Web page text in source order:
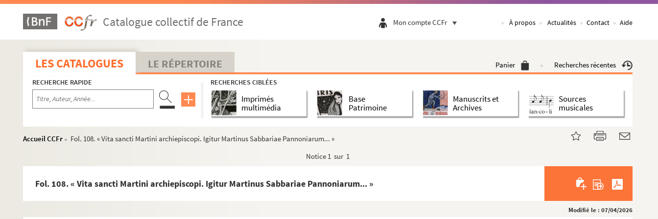
Catalogue collectif de France Mon compte CCFr À propos Actualités Contact Aide
LES CATALOGUES LE RÉPERTOIRE Panier Recherches récentes
RECHERCHE RAPIDE RECHERCHES CIBLÉES
Imprimés
multimédia
Base
Patrimoine
Manuscrits et
Archives
Sources
musicales
Accueil CCFr >
Fol. 108. « Vita sancti Martini archiepiscopi. Igitur Martinus Sabbariae Pannoniarum... »
Notice 1 sur 1
Fol. 108. « Vita sancti Martini archiepiscopi. Igitur Martinus Sabbariae Pannoniarum... »
Modifié le : 07/04/2026
Fol. 30 vo. « De inventione sancte Crucis »
Fol. 31 vo. « In natale sanctorum Nerei, Achillei et Pancratii »
Fol. 32 vo. « In natale sanctorum Basilidis, Cyrini, Naboris et Nazarii »
Fol. 35. « In natale sanctorum Gervasii et Protasii »
Fol. 37. « Sermo sancti Maximi episcopi in nativitate sancti Johannis Baptiste. Sollennitates nobis diversoru...
Fol. 40 vo. Ejusdem « sermo in festivitate beatissimorum apostolorum Petri et Pauli. Cum omnes beati apostoli......
Fol. 43. « In natale sanctorum Processi et Martiniani »
Fol. 44. « Sermo Severi episcopi de translatione sancti Martini archiepiscopi. Opere precium est, fratres... ...
Fol. 51. « Vita sancti Wandregisili abbatis. Praeclarus igitur vir Domini... »